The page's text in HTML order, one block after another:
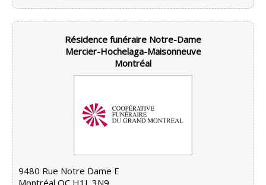
Résidence funéraire Notre-Dame
Mercier-Hochelaga-Maisonneuve
Montréal
9480 Rue Notre Dame E
Montréal QC H1L 3N9